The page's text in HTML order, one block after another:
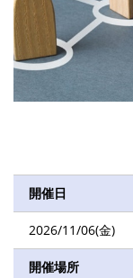
開催日
2026/11/06(金)
開催場所